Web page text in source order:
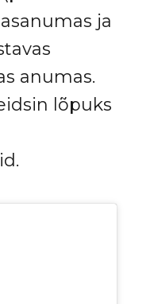
ja
anumas.
lõpuks